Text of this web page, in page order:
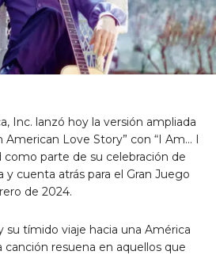
Inc. lanzó hoy la versión ampliada
American Love Story” con “I Am… I
como parte de su celebración de
y cuenta atrás para el Gran Juego
de 2024.
su tímido viaje hacia una América
canción resuena en aquellos que